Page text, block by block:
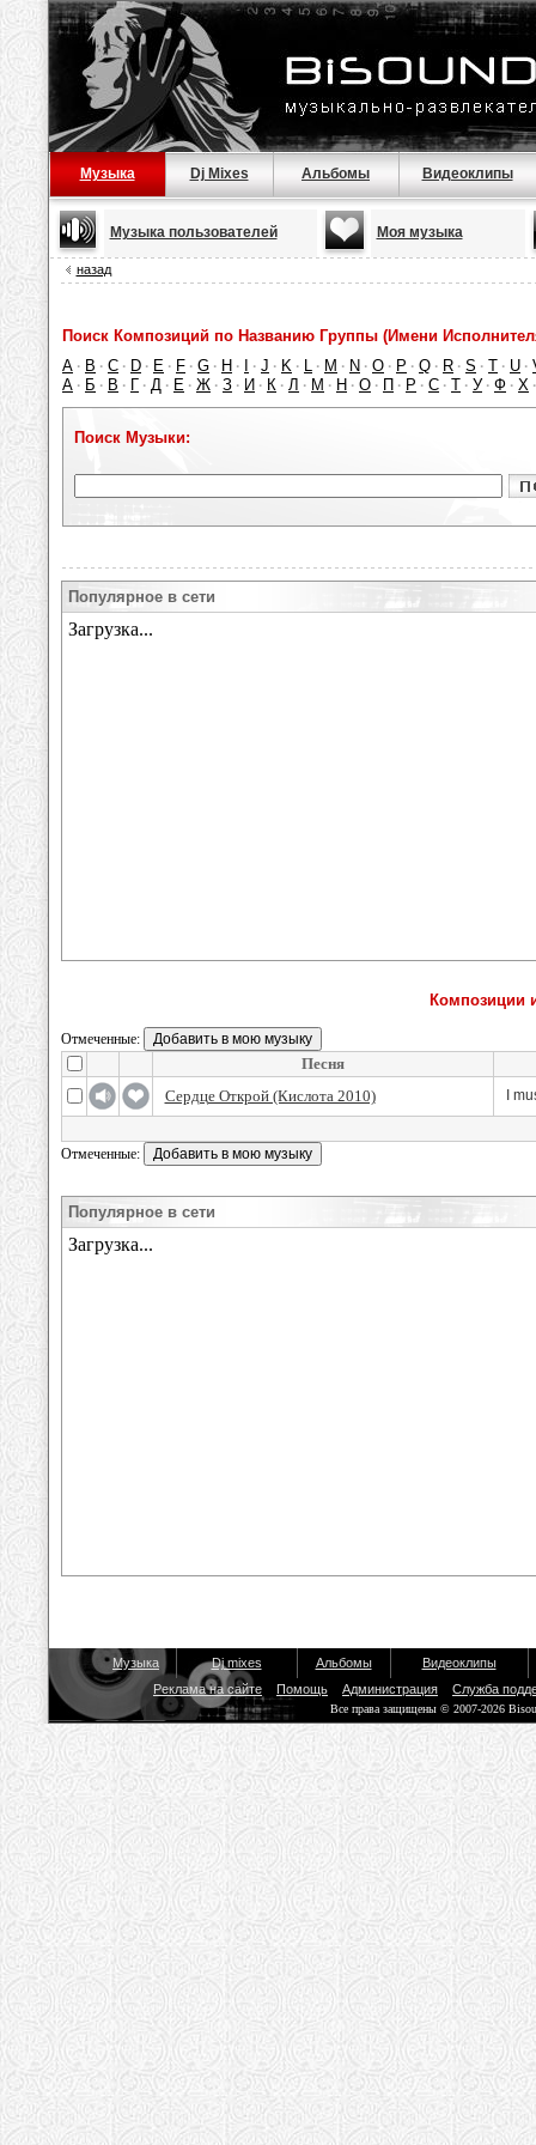
Музыка Dj Mixes Альбомы Видеоклипы
Музыка пользователей Моя музыка
назад
Поиск Композиций по Названию Группы (Имени
A · B · C · D · E · F · G · H · · J · K · L · M · N · O · P · Q · R · S · T · U ·
А · Б · В · Г · Д · Е · Ж · З · И · К · Л · М · Н · О · П · Р · С · Т · У · Ф · Х
Поиск Музыки:
Популярное в сети
Композиции
Отмеченные:
Песня
Сердце Открой (Кислота 2010)
I
Отмеченные:
Популярное в сети
Музыка Dj mixes Альбомы
Видеоклипы
Реклама на сайте
Помощь Администрация Служба
Все права защищены © 2007-2026